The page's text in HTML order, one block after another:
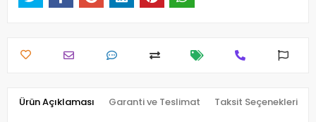
Ürün Açıklaması Garanti ve Teslimat Taksit Seçenekleri